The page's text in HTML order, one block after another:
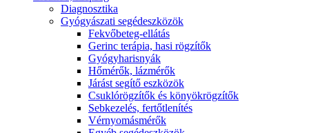
Diagnosztika
Gyógyászati segédeszközök
Fekvőbeteg-ellátás
Gerinc terápia, hasi rögzítők
Gyógyharisnyák
Hőmérők, lázmérők
Járást segítő eszközök
Csuklórögzítők és könyökrögzítők
Sebkezelés, fertőtlenítés
Vérnyomásmérők